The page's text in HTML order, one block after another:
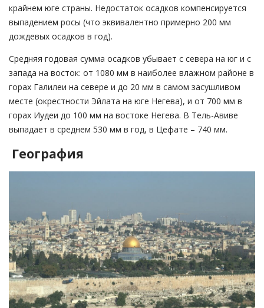
крайнем юге страны. Недостаток осадков компенсируется
выпадением росы (что эквивалентно примерно 200 мм
дождевых осадков в год).
Средняя годовая сумма осадков убывает с севера на юг и с
запада на восток: от 1080 мм в наиболее влажном районе в
горах Галилеи на севере и до 20 мм в самом засушливом
месте (окрестности Эйлата на юге Негева), и от 700 мм в
горах Иудеи до 100 мм на востоке Негева. В Тель-Авиве
выпадает в среднем 530 мм в год, в Цефате – 740 мм.
География